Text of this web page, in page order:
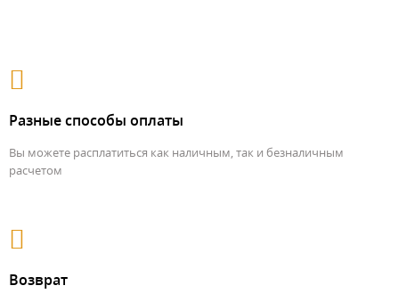
Разные способы оплаты
Вы можете расплатиться как наличным, так и безналичным
расчетом
Возврат